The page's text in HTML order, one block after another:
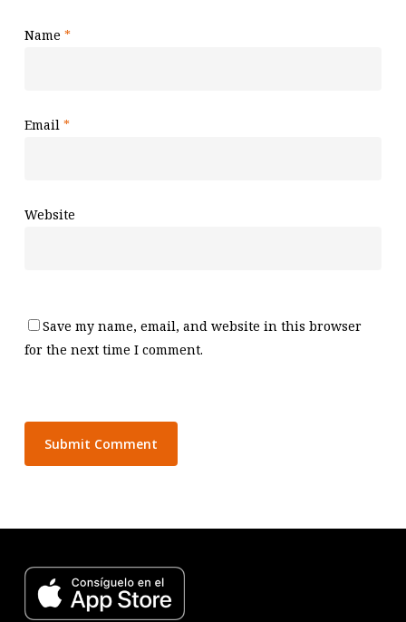
Name *
Email *
Website
Save my name, email, and website in this browser
for the next time I comment.